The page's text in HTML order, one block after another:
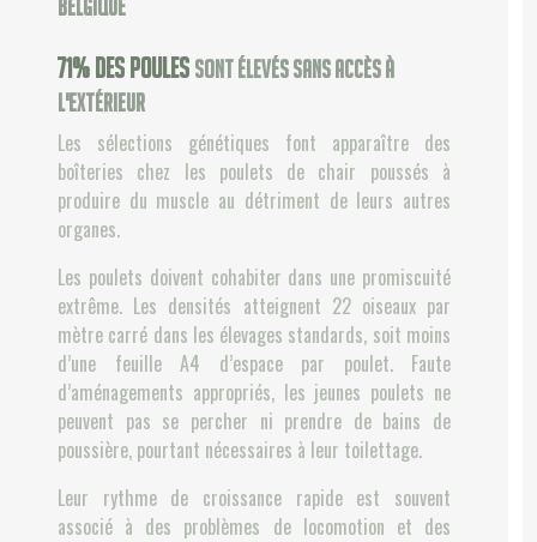
Belgique
83% des poulessont élevés sans accès à
l'extérieur
Les sélections génétiques font apparaître des
boîteries chez les poulets de chair poussés à
produire du muscle au détriment de leurs autres
organes.
Les poulets doivent cohabiter dans une promiscuité
extrême. Les densités atteignent 22 oiseaux par
mètre carré dans les élevages standards, soit moins
d’une feuille A4 d’espace par poulet. Faute
d’aménagements appropriés, les jeunes poulets ne
peuvent pas se percher ni prendre de bains de
poussière, pourtant nécessaires à leur toilettage.
Leur rythme de croissance rapide est souvent
associé à des problèmes de locomotion et des